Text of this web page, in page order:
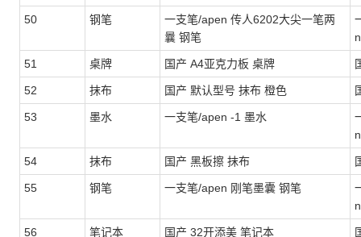
50 钢笔
一支笔/apen 传人6202大尖一笔两
曩 钢笔
n
51 桌牌 国产 A4亚克力板 桌牌
52 抹布 国产 默认型号 抹布 橙色
53 墨水 一支笔/apen -1 墨水
n
54 抹布 国产 黑板擦 抹布
55 钢笔 一支笔/apen 刚笔墨囊 钢笔
n
56 笔记本 国产 32开添美 笔记本